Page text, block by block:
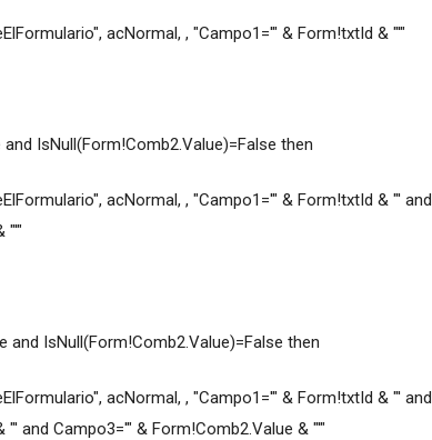
acNormal, , "Campo1='" & Form!txtId & "'"
IsNull(Form!Comb2.Value)=False then
acNormal, , "Campo1='" & Form!txtId & "' and
"'"
and IsNull(Form!Comb2.Value)=False then
acNormal, , "Campo1='" & Form!txtId & "' and
and Campo3='" & Form!Comb2.Value & "'"